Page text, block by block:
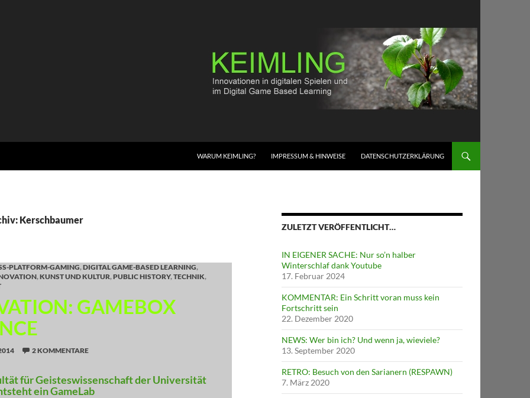
WARUM KEIMLING? IMPRESSUM & HINWEISE DATENSCHUTZERKLÄRUNG
Kerschbaumer
PLATFORM-GAMING,DIGITAL GAME-BASED LEARNING,
,KUNST UND KULTUR,PUBLIC HISTORY,TECHNIK,
GAMEBOX
2 KOMMENTARE
für Geisteswissenschaft der Universität
ein GameLab
ZULETZT VERÖFFENTLICHT…
IN EIGENER SACHE: Nur so’n halber
Winterschlaf dank Youtube
17. Februar 2024
KOMMENTAR: Ein Schritt voran muss kein
Fortschritt sein
22. Dezember 2020
NEWS: Wer bin ich? Und wenn ja, wieviele?
13. September 2020
RETRO: Besuch von den Sarianern (RESPAWN)
7. März 2020